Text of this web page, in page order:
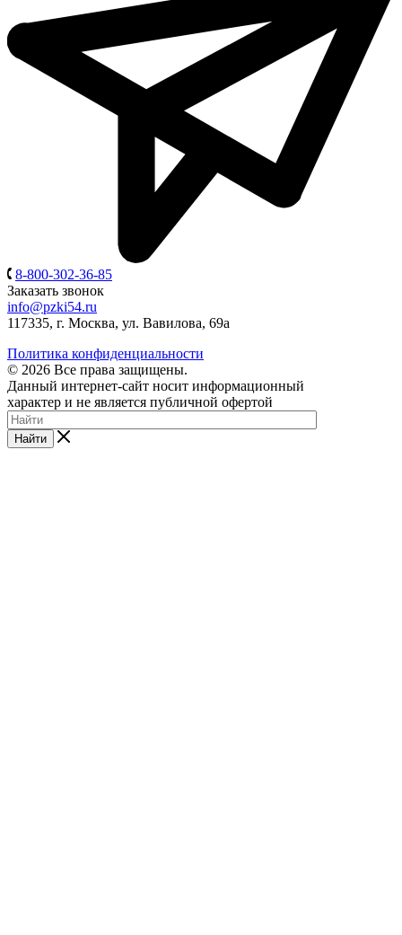
8-800-302-36-85
Заказать звонок
info@pzki54.ru
117335, г. Москва, ул. Вавилова, 69а
Политика конфиденциальности
© 2026 Все права защищены.
Данный интернет-сайт носит информационный
характер и не является публичной офертой
Найти